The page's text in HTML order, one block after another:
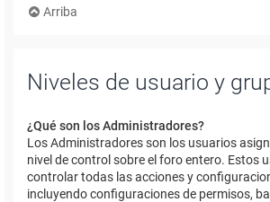
Arriba
Niveles de usuario y
¿Qué son los Administradores?
Los Administradores son los usuarios
nivel de control sobre el foro entero. Estos
controlar todas las acciones y
incluyendo configuraciones de permisos,